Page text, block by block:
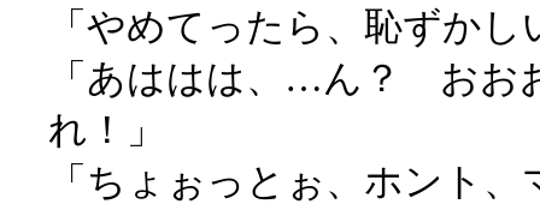
「やめてったら、恥ずか
「あははは、…ん？ おお
れ！」
「ちょぉっとぉ、ホント